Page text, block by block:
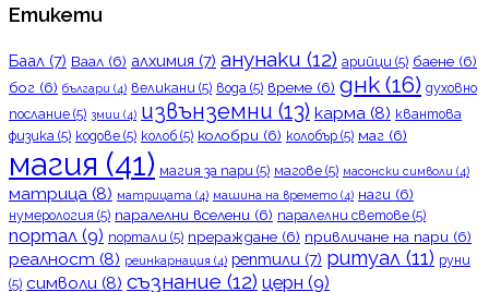
Етикети
Баал (7) Ваал (6) алхимия (7) анунаки (12) арийци (5) баене (6)
бог (6) българи (4) великани (5) вода (5) време (6) днк (16) духовно
послание (5) змии (4) извънземни (13) карма (8) квантова
физика (5) кодове (5) колоб (5) колобри (6) колобър (5) маг (6)
магия (41) магия за пари (5) магове (5) масонски символи (4)
матрица (8) матрицата (4) машина на времето (4) наги (6)
нумерология (5) паралелни вселени (6) паралелни светове (5)
портал (9) портали (5) прераждане (6) привличане на пари (6)
реалност (8) реинкарнация (4) рептили (7) ритуал (11) руни
(5) символи (8) съзнание (12) церн (9)